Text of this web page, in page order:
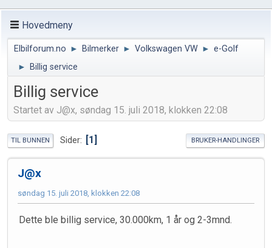
Hovedmeny
Elbilforum.no ► Bilmerker ► Volkswagen VW ► e-Golf
►
Billig service
Billig service
Startet av J@x, søndag 15. juli 2018, klokken 22:08
TIL BUNNEN Sider 1 BRUKER-HANDLINGER
J@x
søndag 15. juli 2018, klokken 22:08
Dette ble billig service, 30.000km, 1 år og 2-3mnd.